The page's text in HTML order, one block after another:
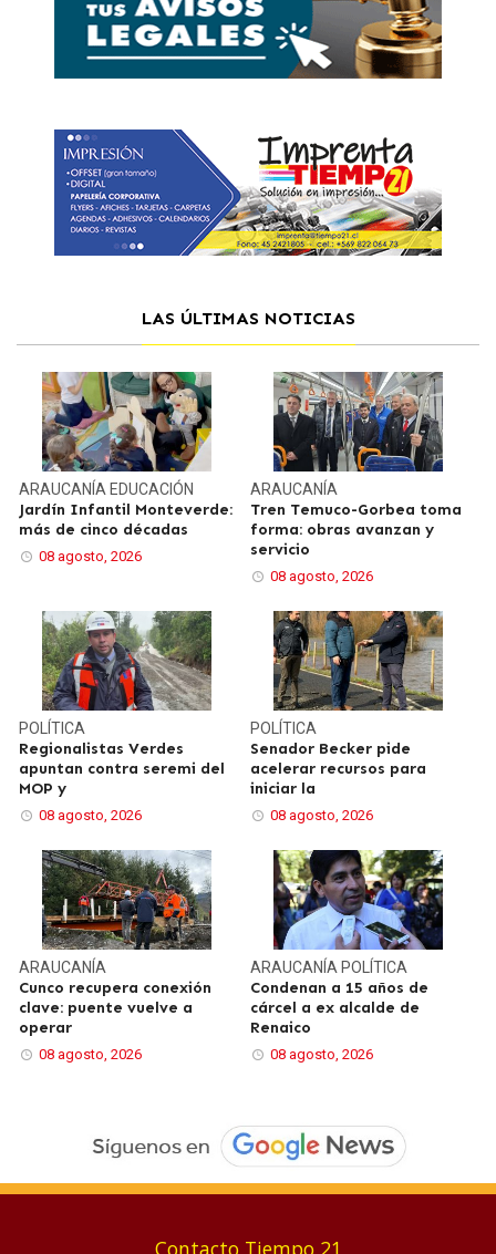
LAS ÚLTIMAS NOTICIAS
ARAUCANÍA EDUCACIÓN
Jardín Infantil Monteverde:
más de cinco décadas
08 agosto, 2026
ARAUCANÍA
Tren Temuco-Gorbea toma
forma: obras avanzan y
servicio
08 agosto, 2026
POLÍTICA
Regionalistas Verdes
apuntan contra seremi del
MOP y
08 agosto, 2026
POLÍTICA
Senador Becker pide
acelerar recursos para
iniciar la
08 agosto, 2026
ARAUCANÍA
Cunco recupera conexión
clave: puente vuelve a
operar
08 agosto, 2026
ARAUCANÍA POLÍTICA
Condenan a 15 años de
cárcel a ex alcalde de
Renaico
08 agosto, 2026